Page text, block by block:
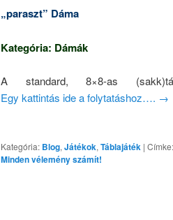
„paraszt” Dáma
Kategória: Dámák
A standard, 8×8-as
Egy kattintás ide a folytatáshoz…. →
Kategória: Blog, Játékok, Táblajáték | Címke:
Minden vélemény számít!